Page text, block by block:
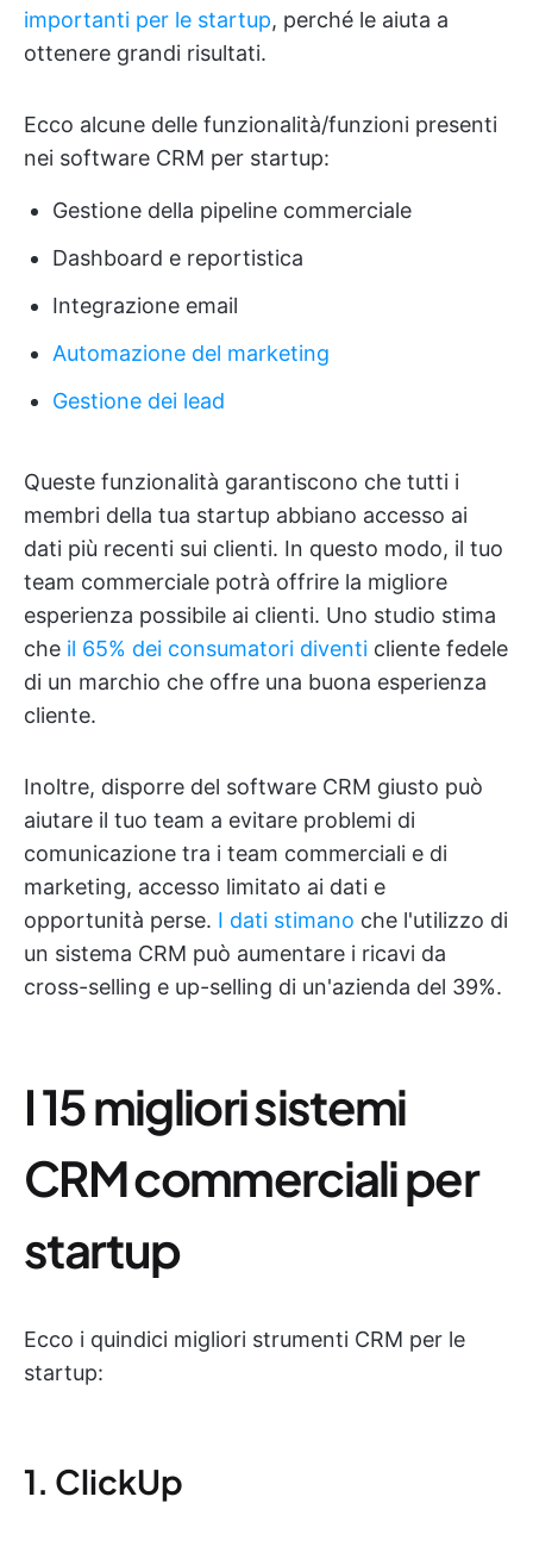
importanti per le startup, perché le aiuta a
ottenere grandi risultati.
Ecco alcune delle funzionalità/funzioni presenti
nei software CRM per startup:
Gestione della pipeline commerciale
Dashboard e reportistica
Integrazione email
Automazione del marketing
Gestione dei lead
Queste funzionalità garantiscono che tutti i
membri della tua startup abbiano accesso ai
dati più recenti sui clienti. In questo modo, il tuo
team commerciale potrà offrire la migliore
esperienza possibile ai clienti. Uno studio stima
che il 65% dei consumatori diventi cliente fedele
di un marchio che offre una buona esperienza
cliente.
Inoltre, disporre del software CRM giusto può
aiutare il tuo team a evitare problemi di
comunicazione tra i team commerciali e di
marketing, accesso limitato ai dati e
opportunità perse. I dati stimano che l'utilizzo di
un sistema CRM può aumentare i ricavi da
cross-selling e up-selling di un'azienda del 39%.
I 15 migliori sistemi
CRM commerciali per
startup
Ecco i quindici migliori strumenti CRM per le
startup:
1. ClickUp